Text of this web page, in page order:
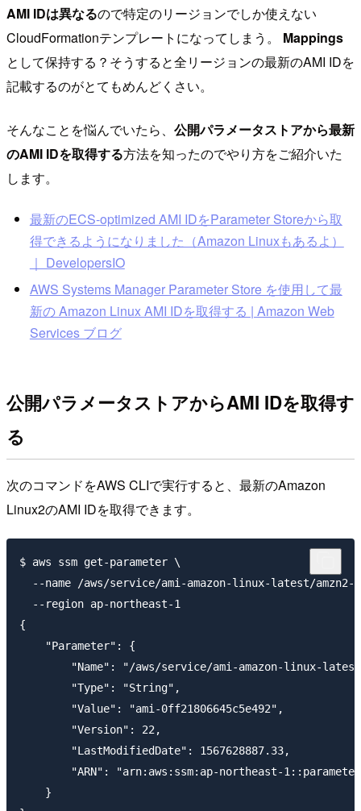
AMI IDは異なるので特定のリージョンでしか使えない
CloudFormationテンプレートになってしまう。 Mappings
として保持する？そうすると全リージョンの最新のAMI IDを
記載するのがとてもめんどくさい。
そんなことを悩んでいたら、 公開パラメータストアから最新
のAMI IDを取得する方法を知ったのでやり方をご紹介いた
します。
最新のECS-optimized AMI IDをParameter Storeから取
得できるようになりました（Amazon Linuxもあるよ）
｜ DevelopersIO
AWS Systems Manager Parameter Store を使用して最
新の Amazon Linux AMI IDを取得する | Amazon Web
Services ブログ
公開パラメータストアからAMI IDを取得す
る
次のコマンドをAWS CLIで実行すると、最新のAmazon
Linux2のAMI IDを取得できます。
$ aws ssm get-parameter \
--name /aws/service/ami-amazon-linux-latest/amzn2-
  --region ap-northeast-1
{
    "Parameter": {
"Name": "/aws/service/ami-amazon-linux-
        "Type": "String",
        "Value": "ami-0ff21806645c5e492",
        "Version": 22,
        "LastModifiedDate": 1567628887.33,
"ARN": "arn:aws:ssm:ap-northeast-
    }